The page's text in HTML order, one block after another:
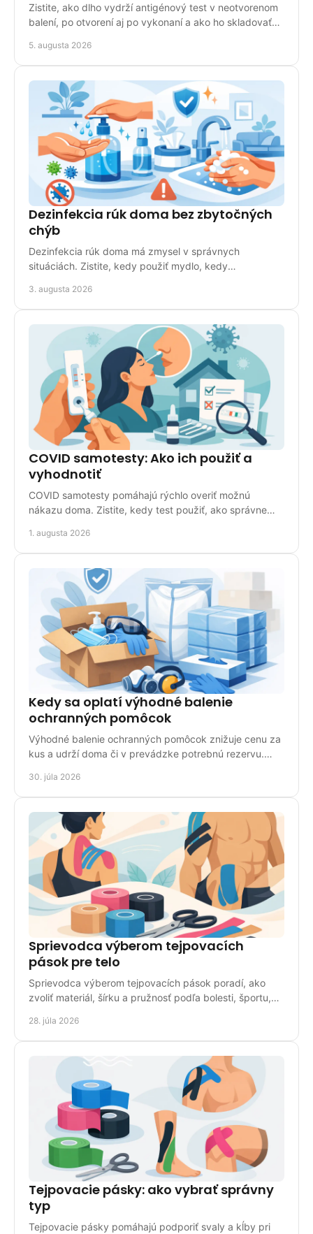
Zistite, ako dlho vydrží antigénový test v neotvorenom
balení, po otvorení aj po vykonaní a ako ho skladovať
5. augusta 2026
Dezinfekcia rúk doma bez zbytočných
chýb
Dezinfekcia rúk doma má zmysel v správnych
situáciách. Zistite, kedy použiť mydlo, kedy
domácnosti.
3. augusta 2026
COVID samotesty: Ako ich použiť a
vyhodnotiť
COVID samotesty pomáhajú rýchlo overiť možnú
nákazu doma. Zistite, kedy test použiť, ako správne
náleze.
1. augusta 2026
Kedy sa oplatí výhodné balenie
ochranných pomôcok
Výhodné balenie ochranných pomôcok znižuje cenu za
kus a udrží doma či v prevádzke potrebnú rezervu.
30. júla 2026
Sprievodca výberom tejpovacích
pások pre telo
Sprievodca výberom tejpovacích pások poradí, ako
zvoliť materiál, šírku a pružnosť podľa bolesti, športu,
28. júla 2026
Tejpovacie pásky: ako vybrať správny
typ
Tejpovacie pásky pomáhajú podporiť svaly a kĺby pri